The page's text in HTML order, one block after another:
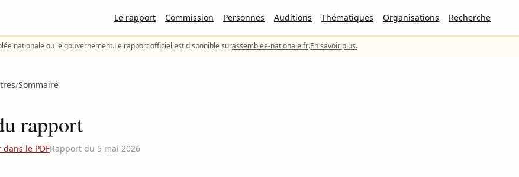
Le rapport Commission Personnes Auditions Thématiques Organisations Recherche
nationale ou le gouvernement.Le rapport officiel est disponible surassemblee-nationale.fr.En savoir plus.
/Sommaire
rapport
le PDFRapport du 5 mai 2026